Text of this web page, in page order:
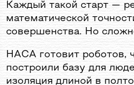
Каждый такой старт —
математической
совершенства. Но
НАСА готовит роботов,
построили базу для
изоляция длиной в